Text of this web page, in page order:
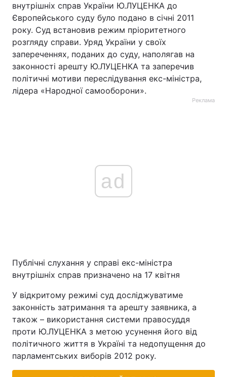
внутрішніх справ України Ю.ЛУЦЕНКА до
Європейського суду було подано в січні 2011
року. Суд встановив режим пріоритетного
розгляду справи. Уряд України у своїх
запереченнях, поданих до суду, наполягав на
законності арешту Ю.ЛУЦЕНКА та заперечив
політичні мотиви переслідування екс-міністра,
лідера «Народної самооборони».
Реклама
ad
Публічні слухання у справі екс-міністра
внутрішніх справ призначено на 17 квітня
У відкритому режимі суд досліджуватиме
законність затримання та арешту заявника, а
також – використання системи правосуддя
проти Ю.ЛУЦЕНКА з метою усунення його від
політичного життя в Україні та недопущення до
парламентських виборів 2012 року.